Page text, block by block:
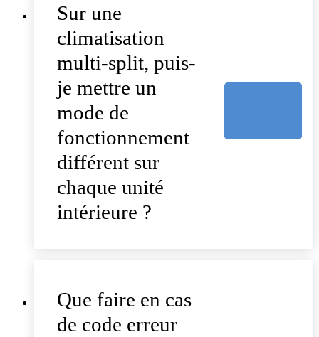
Sur une
climatisation
multi-split, puis-
je mettre un
mode de
fonctionnement
différent sur
chaque unité
intérieure ?
Que faire en cas
de code erreur